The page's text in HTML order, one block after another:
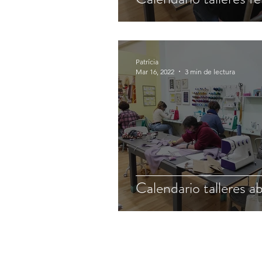
Calendario talleres
Patrícia
Mar 16, 2022
3 min de lectura